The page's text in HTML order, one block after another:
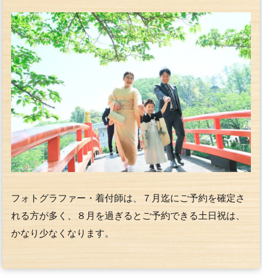
フォトグラファー・着付師は、７月迄にご予約を確定さ
れる方が多く、８月を過ぎるとご予約できる土日祝は、
かなり少なくなります。